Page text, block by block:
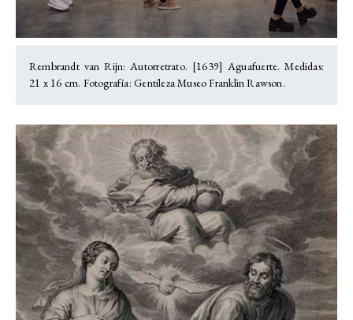
Rembrandt van Rijn: Autorretrato. [1639] Aguafuerte. Medidas:
21 x 16 cm. Fotografía: Gentileza Museo Franklin Rawson.